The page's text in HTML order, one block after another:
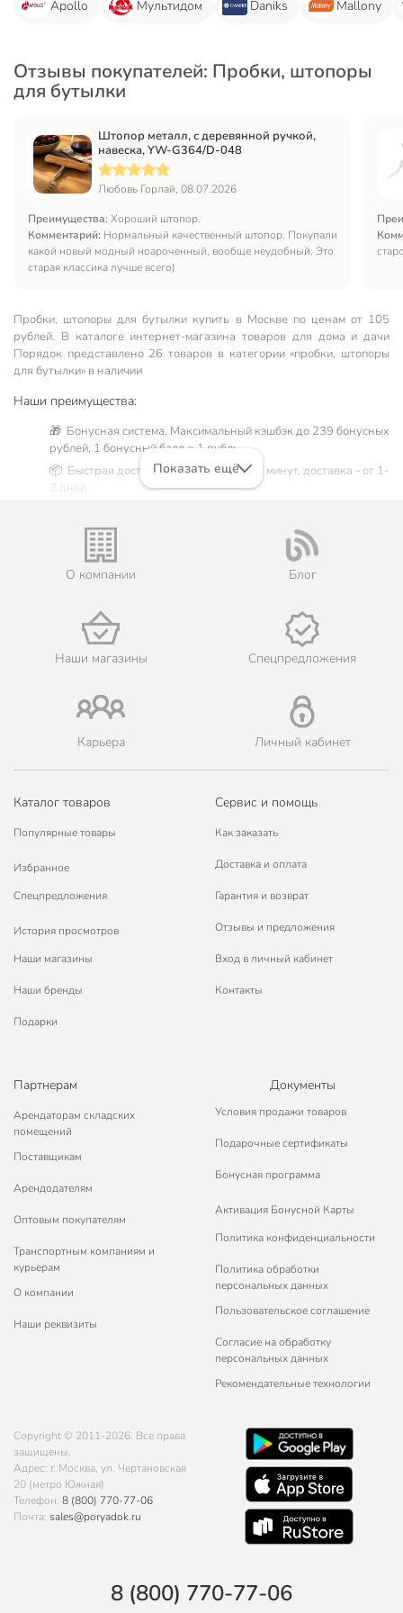
Apollo Мультидом Daniks Mallony
Отзывы покупателей: Пробки, штопоры
для бутылки
Штопор металл, с деревянной ручкой,
навеска, YW-G364/D-048
Любовь Горлай, 08.07.2026
Преимущества: Хороший штопор.
Комментарий: Нормальный качественный штопор. Покупали
какой новый модный ноароченный, вообще неудобный. Это
старая классика лучше всего)
Пробки, штопоры для бутылки купить в Москве по ценам от 105
рублей. В каталоге интернет-магазина товаров для дома и дачи
Порядок представлено 26 товаров в категории «пробки, штопоры
для бутылки» в наличии
Наши преимущества:
🎁 Бонусная система. Максимальный кэшбэк до 239 бонусных
рублей, 1 бонусный балл = 1 рубль.
📦 Быстрая доставка. Самовывоз от 60 минут, доставка - от 1-
2 дней.
Жители Московской области могут сделать заказ и оплатить
его онлайн на официальном сайте сети магазинов Порядок.
💳 Оплата: онлайн на сайте интернет-гипермаркета или
🛍 Скидки, акции, распродажи каждый день!
📜 Только оригинальная продукция. Интернет-гипермаркет
Порядок - официальный представитель ведущих мировых
марок.
Показать ещё
О компании Блог
Наши магазины Спецпредложения
Карьера Личный кабинет
Каталог товаров
Популярные товары
Избранное
Спецпредложения
История просмотров
Наши магазины
Наши бренды
Подарки
Сервис и помощь
Как заказать
Доставка и оплата
Гарантия и возврат
Отзывы и предложения
Вход в личный кабинет
Контакты
Партнерам
Арендаторам складских
помещений
Поставщикам
Арендодателям
Оптовым покупателям
Транспортным компаниям и
курьерам
О компании
Наши реквизиты
Документы
Условия продажи товаров
Подарочные сертификаты
Бонусная программа
Активация Бонусной Карты
Политика конфиденциальности
Политика обработки
персональных данных
Пользовательское соглашение
Согласие на обработку
персональных данных
Рекомендательные технологии
Copyright © 2011-2026. Все права
защищены.
Адрес: г. Москва, ул. Чертановская
20 (метро Южная)
Телефон: 8 (800) 770-77-06
Почта: sales@poryadok.ru
8 (800) 770-77-06